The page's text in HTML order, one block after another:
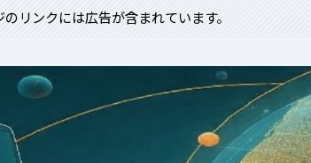
のリンクには広告が含まれています。